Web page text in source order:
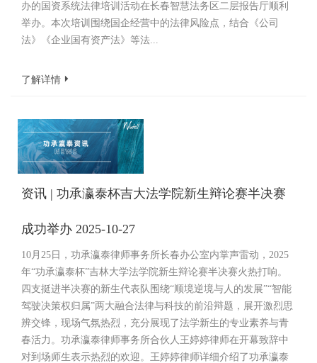
办的国资系统法律培训活动在长春智慧法务区二层报告厅顺利
举办。本次培训围绕国企经营中的法律风险点，结合《公司
法》《企业国有资产法》等法...
了解详情
资讯 | 功承瀛泰杯吉大法学院新生辩论赛半决赛
成功举办 2025-10-27
10月25日，功承瀛泰律师事务所长春办公室内掌声雷动，2025
年“功承瀛泰杯”吉林大学法学院新生辩论赛半决赛火热打响。
四支挺进半决赛的新生代表队围绕“顺境逆境与人的发展”“智能
驾驶决策权归属”两大融合法律与科技的前沿辩题，展开激烈思
辨交锋，现场气氛热烈，充分展现了法学新生的专业素养与青
春活力。功承瀛泰律师事务所合伙人王婷婷律师在开幕致辞中
对到场师生表示热烈的欢迎。王婷婷律师详细介绍了功承瀛泰